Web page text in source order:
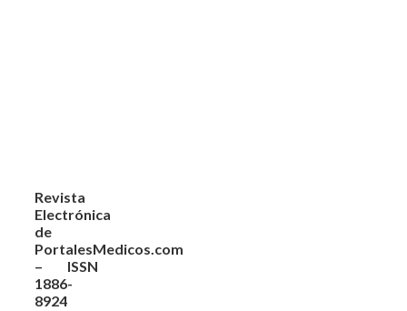
Revista
Electrónica
de
PortalesMedicos.com
– ISSN
1886-
8924